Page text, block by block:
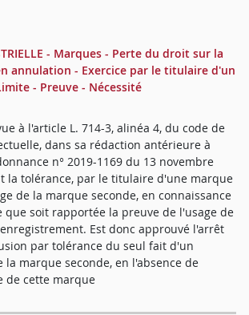
- Marques - Perte du droit sur la
annulation - Exercice par le titulaire d'un
- Preuve - Nécessité
à l'article L. 714-3, alinéa 4, du code de
dans sa rédaction antérieure à
n° 2019-1169 du 13 novembre
la tolérance, par le titulaire d'une marque
de la marque seconde, en connaissance
que soit rapportée la preuve de l'usage de
Est donc approuvé l'arrêt
par tolérance du seul fait d'un
marque seconde, en l'absence de
de cette marque